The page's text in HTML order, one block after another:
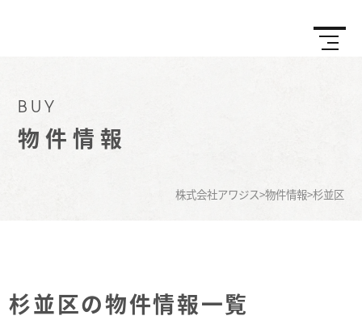
BUY
物件情報
株式会社アワジス>物件情報>杉並区
杉並区の物件情報一覧